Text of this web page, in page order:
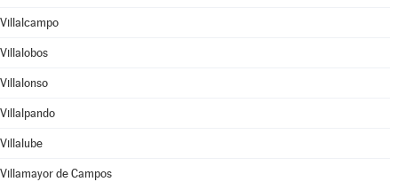
Villalcampo
Villalobos
Villalonso
Villalpando
Villalube
Villamayor de Campos